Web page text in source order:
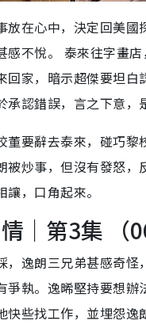
放在心中，決定回美
感不悅。 泰來往字畫
回家，暗示超傑要坦
認錯誤，言之下意，
董要辭去泰來，碰巧
被炒事，但沒有發怒
，口角起來。
｜第3集 （
，逸朗三兄弟甚感奇
爭執。逸晞堅持要想
快些找工作，並埋怨